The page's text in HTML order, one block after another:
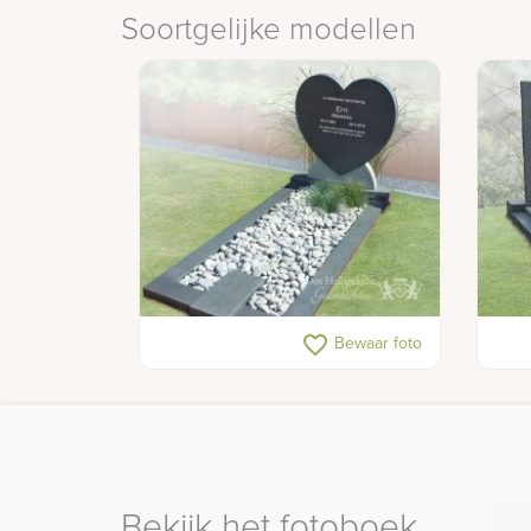
Soortgelijke modellen
favorite_border Bewaar foto